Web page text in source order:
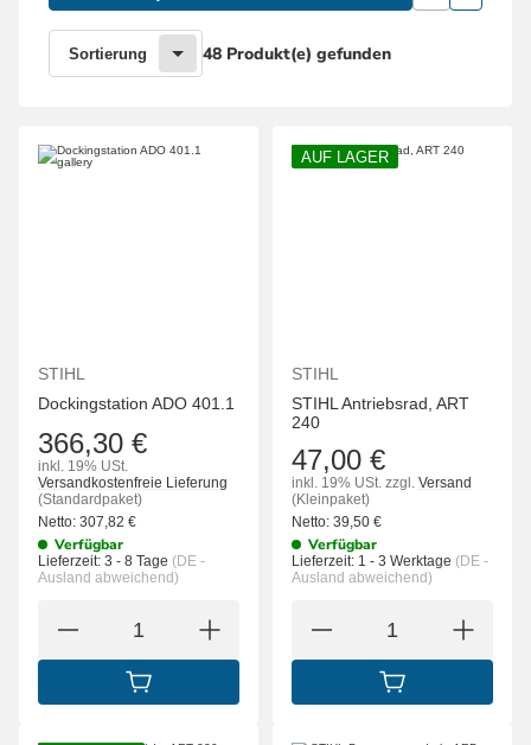
Sortierung 48 Produkt(e) gefunden
STIHL
Dockingstation ADO 401.1
366,30 €
inkl. 19% USt.
Versandkostenfreie Lieferung
(Standardpaket)
Netto: 307,82 €
Verfügbar
Lieferzeit: 3 - 8 Tage (DE -
Ausland abweichend)
IN DEN WARENKORB
AUF LAGER
STIHL
STIHL Antriebsrad, ART
240
47,00 €
inkl. 19% USt. zzgl. Versand
(Kleinpaket)
Netto: 39,50 €
Verfügbar
Lieferzeit: 1 - 3 Werktage (DE -
Ausland abweichend)
IN DEN